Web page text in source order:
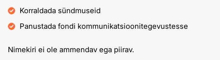
Korraldada sündmuseid
Panustada fondi kommunikatsioonitegevustesse
Nimekiri ei ole ammendav ega piirav.